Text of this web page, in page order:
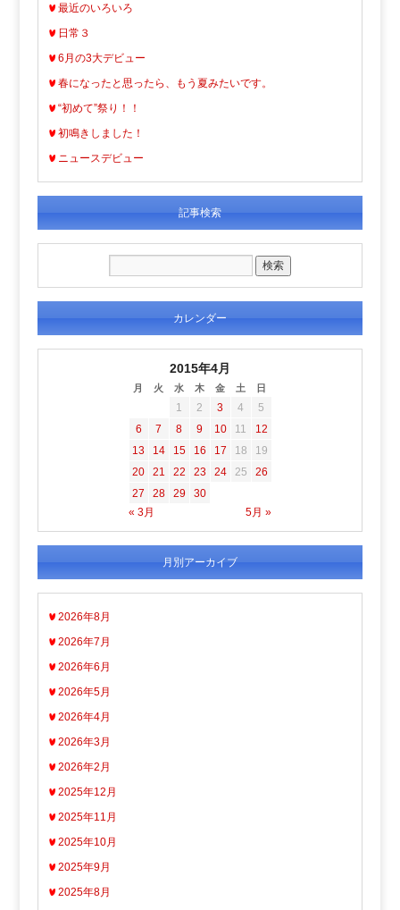
最近のいろいろ
日常３
6月の3大デビュー
春になったと思ったら、もう夏みたいです。
“初めて”祭り！！
初鳴きしました！
ニュースデビュー
記事検索
カレンダー
2015年4月
月 火 水 木 金 土 日
« 3月 5月 »
1 2 3 4
5
6
7 8 9 10 11
12
13
14 15 16 17 18
19
20
21 22 23 24 25
26
27
28 29 30
月別アーカイブ
2026年8月
2026年7月
2026年6月
2026年5月
2026年4月
2026年3月
2026年2月
2025年12月
2025年11月
2025年10月
2025年9月
2025年8月